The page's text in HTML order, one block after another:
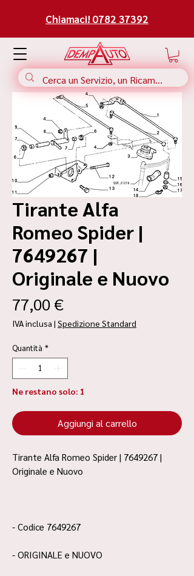
Chiamaci! 0782 37392
Tirante Alfa
Romeo Spider |
7649267 |
Originale e Nuovo
77,00 €Prezzo
IVA inclusa | Spedizione Standard
Quantità *
Ne restano solo: 1
Aggiungi al carrello
Tirante Alfa Romeo Spider | 7649267 |
Originale e Nuovo
- Codice 7649267
- ORIGINALE e NUOVO